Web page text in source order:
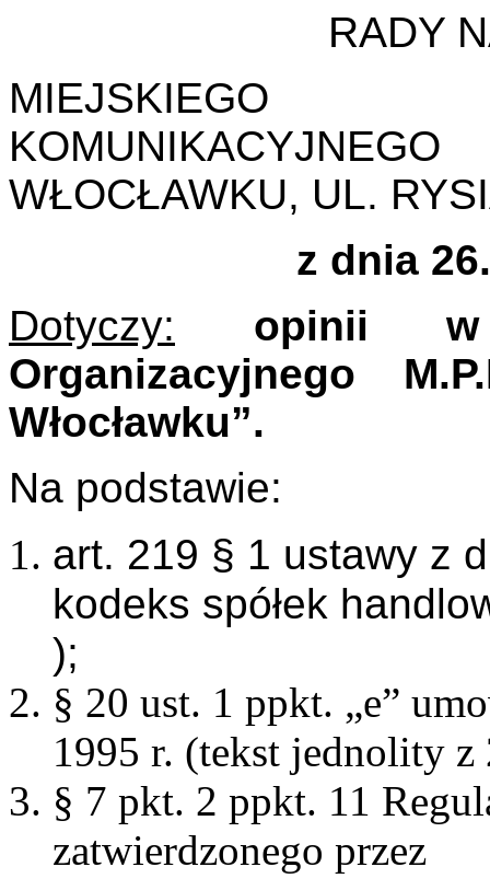
RADY
MIEJSKIEGO
WŁOCŁAWKU, UL.
z dnia
Dotyczy: opinii w
Organizacyjnego
Włocławku”.
Na podstawie:
art. 219 § 1 ustawy z
kodeks spółek
);
§ 20 ust. 1 ppkt. „e”
1995 r. (tekst jednolity z
§ 7 pkt. 2 ppkt. 11
zatwierdzonego przez